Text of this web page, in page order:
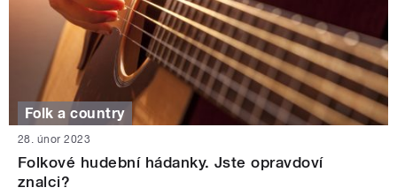
Folk a country
28. únor 2023
Folkové hudební hádanky. Jste opravdoví
znalci?